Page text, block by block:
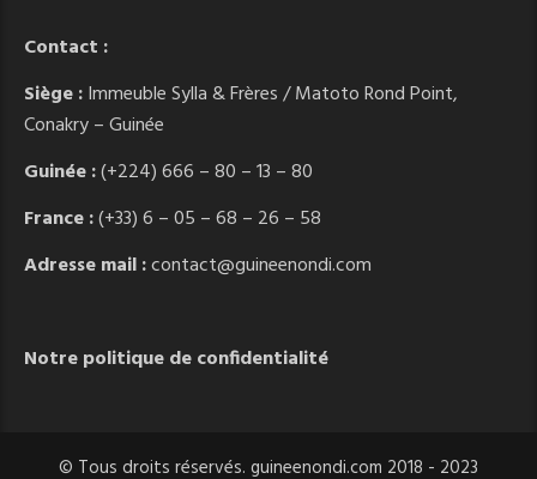
Contact :
Siège :Immeuble Sylla & Frères / Matoto Rond Point,
Conakry – Guinée
Guinée :(+224) 666 – 80 – 13 – 80
France :(+33) 6 – 05 – 68 – 26 – 58
Adresse mail :contact@guineenondi.com
Notre politique de confidentialité
© Tous droits réservés. guineenondi.com 2018 - 2023